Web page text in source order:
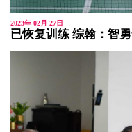
2023年 02月 27日
已恢复训练 综翰：智